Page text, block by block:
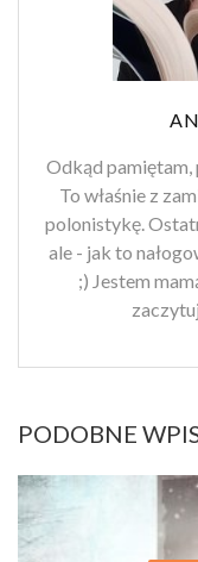
Odkąd pamiętam,
To właśnie z
polonistykę.
ale - jak to
;) Jestem
PODOBNE